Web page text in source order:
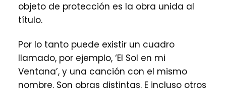
objeto de protección es la obra unida al
título.
Por lo tanto puede existir un cuadro
llamado, por ejemplo, ‘El Sol en mi
Ventana’, y una canción con el mismo
nombre. Son obras distintas. E incluso otros